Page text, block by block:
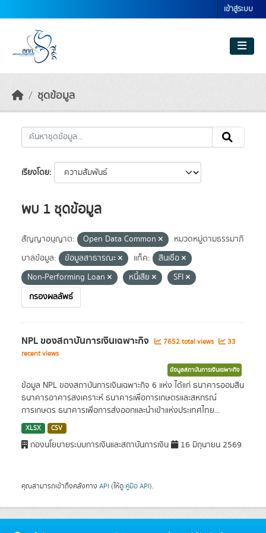
เข้าสู่ระบบ
ชุดข้อมูล
เรียงโดย
พบ 1 ชุดข้อมูล
สัญญาอนุญาต: Open Data Common
หมวดหมู่ตามธรรมาภิ
บาลข้อมูล:
ข้อมูลสาธารณะ แท็ค:
สินเชื่อ
Non-Performing Loan
หนี้เสีย
SFI
กรองผลลัพธ์
NPL ของสถาบันการเงินเฉพาะกิจ 7652 total views
33
recent views
ข้อมูลสถาบันการเงินเฉพาะกิจ
ข้อมูล NPL ของสถาบันการเงินเฉพาะกิจ 6 แห่ง ได้แก่ ธนาคารออมสิน
ธนาคารอาคารสงเคราะห์ ธนาคารเพื่อการเกษตรและสหกรณ์
การเกษตร ธนาคารเพื่อการส่งออกและนำเข้าแห่งประเทศไทย...
XLSX CSV
กองนโยบายระบบการเงินและสถาบันการเงิน 16 มิถุนายน 2569
คุณสามารถเข้าถึงคลังทาง API (ให้ดู คู่มือ API).